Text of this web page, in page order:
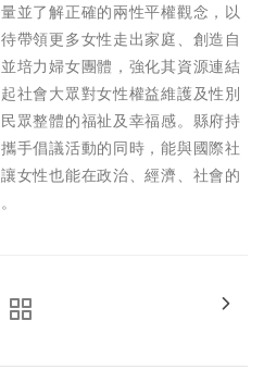
並了解正確的兩性平權觀念，以
帶領更多女性走出家庭、創造自
培力婦女團體，強化其資源連結
社會大眾對女性權益維護及性別
眾整體的福祉及幸福感。縣府持
手倡議活動的同時，能與國際社
女性也能在政治、經濟、社會的